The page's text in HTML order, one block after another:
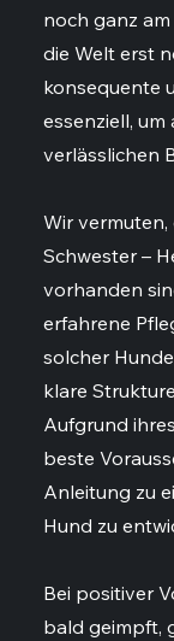
noch ganz
die Welt erst
konsequente
essenziell,
verlässlichen
Wir vermuten,
Schwester –
vorhanden
erfahrene
solcher
klare
Aufgrund
beste
Anleitung zu
Hund zu
Bei positiver
bald geimpft,